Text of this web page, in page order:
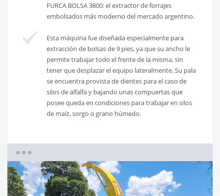
FURCA BOLSA 3800: el extractor de forrajes
embolsados más moderno del mercado argentino.
Esta máquina fue diseñada especialmente para
extracción de bolsas de 9 pies, ya que su ancho le
permite trabajar todo el frente de la misma, sin
tener que desplazar el equipo lateralmente. Su pala
se encuentra provista de dientes para el caso de
silos de alfalfa y bajando unas compuertas que
posee queda en condiciones para trabajar en silos
de maíz, sorgo o grano húmedo.